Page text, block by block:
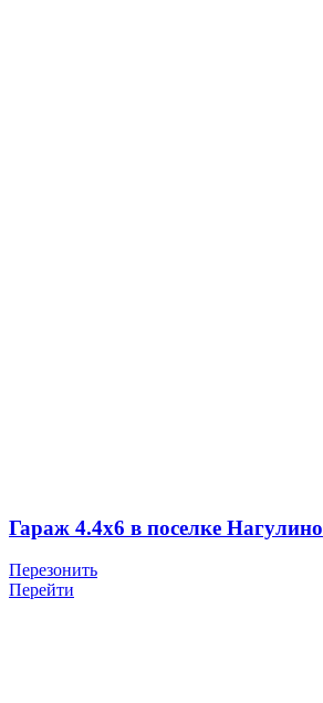
Гараж 4.4х6 в поселке Нагулино
Перезонить
Перейти